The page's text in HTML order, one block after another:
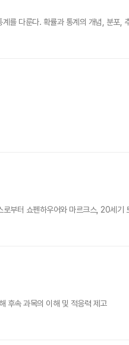
를 다룬다. 확률과 통계의 개념, 분포
부터 쇼펜하우어와 마르크스, 20세
후속 과목의 이해 및 적응력 제고